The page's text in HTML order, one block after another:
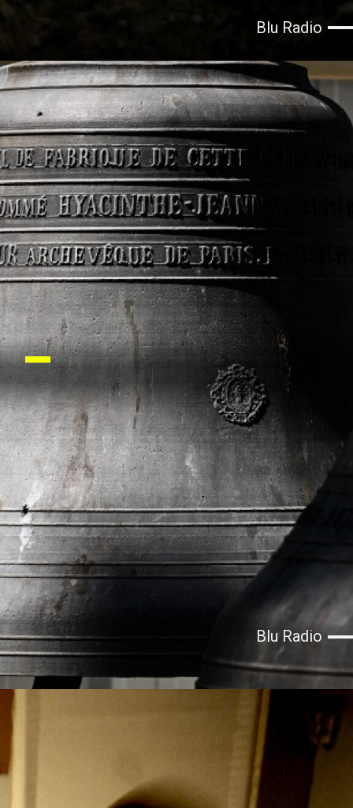
Blu Radio
Blu Radio